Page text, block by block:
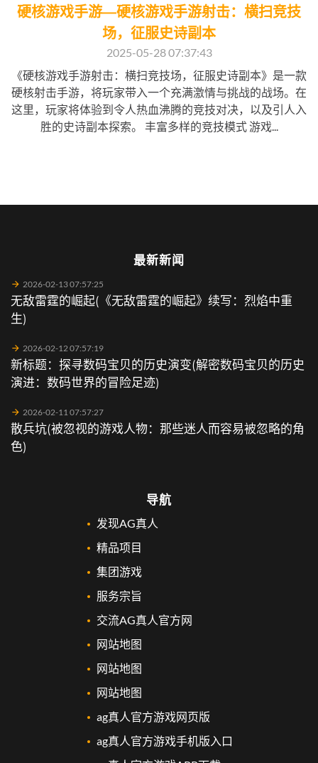
硬核游戏手游—硬核游戏手游射击：横扫竞技
场，征服史诗副本
2025-05-28 07:37:43
《硬核游戏手游射击：横扫竞技场，征服史诗副本》是一款
硬核射击手游，将玩家带入一个充满激情与挑战的战场。在
这里，玩家将体验到令人热血沸腾的竞技对决，以及引人入
胜的史诗副本探索。 丰富多样的竞技模式 游戏...
最新新闻
2026-02-13 07:57:25
无敌雷霆的崛起(《无敌雷霆的崛起》续写：烈焰中重
生)
2026-02-12 07:57:19
新标题：探寻数码宝贝的历史演变(解密数码宝贝的历史
演进：数码世界的冒险足迹)
2026-02-11 07:57:27
散兵坑(被忽视的游戏人物：那些迷人而容易被忽略的角
色)
导航
发现AG真人
精品项目
集团游戏
服务宗旨
交流AG真人官方网
网站地图
网站地图
网站地图
ag真人官方游戏网页版
ag真人官方游戏手机版入口